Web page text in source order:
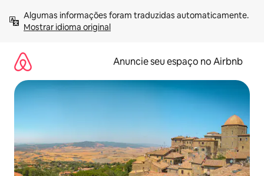
para
Mostrar idioma original
Anuncie seu espaço no Airbnb